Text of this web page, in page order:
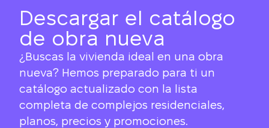
Descargar el catálogo
de obra nueva
¿Buscas la vivienda ideal en una obra
nueva? Hemos preparado para ti un
catálogo actualizado con la lista
completa de complejos residenciales,
planos, precios y promociones.